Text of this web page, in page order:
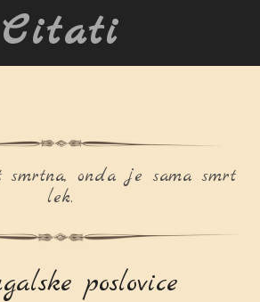
Citati
onda je sama smrt
lek.
poslovice